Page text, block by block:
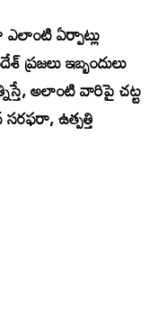
ఏర్పాట్లు
ప్రజలు ఇబ్బందులు
అలాంటి వారిపై చట్ట
ఉత్పత్తి